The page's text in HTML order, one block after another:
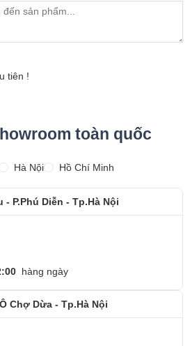
hàng
dành thời gian tham khảo và
màn hình tại Ngọc Nguyễn
sửa chữa: 0944-283-283
tiên !
toàn quốc
Hà Nội Hồ Chí Minh
- P.Phú Diễn - Tp.Hà Nội
hàng ngày
Chợ Dừa - Tp.Hà Nội